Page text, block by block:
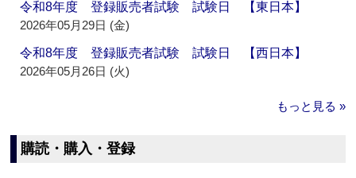
令和8年度 登録販売者試験 試験日 【東日本】
2026年05月29日 (金)
令和8年度 登録販売者試験 試験日 【西日本】
2026年05月26日 (火)
もっと見る »
購読・購入・登録